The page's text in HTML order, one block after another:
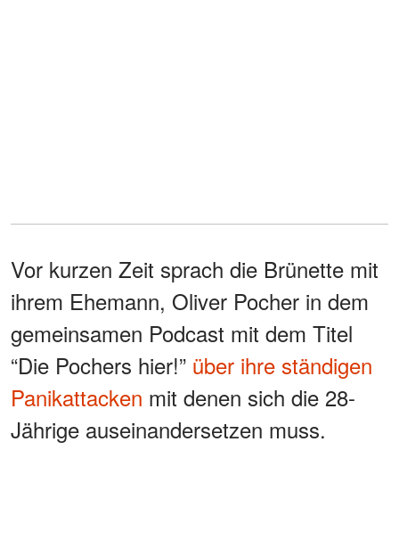
Vor kurzen Zeit sprach die Brünette mit
ihrem Ehemann, Oliver Pocher in dem
gemeinsamen Podcast mit dem Titel
“Die Pochers hier!” über ihre ständigen
Panikattacken mit denen sich die 28-
Jährige auseinandersetzen muss.